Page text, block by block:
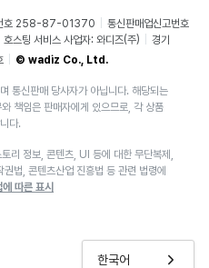
한국어
호 258-87-01370
통신판매업신고번호
호스팅 서비스 사업자: 와디즈(주)
경기
© wadiz Co., Ltd.
통신판매 당사자가 아닙니다. 해당되는
책임은 판매자에게 있으므로, 각 상품
다.
리 정보, 콘텐츠, UI 등에 대한 무단복제,
법, 콘텐츠산업 진흥법 등 관련 법령에
따른 표시